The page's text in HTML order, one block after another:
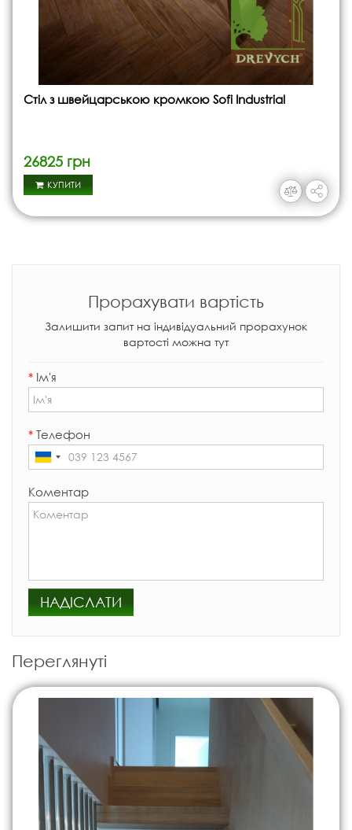
Стіл з швейцарською кромкою Sofi Industrial
26825 грн
КУПИТИ
Прорахувати вартість
Залишити запит на індивідуальний прорахунок
вартості можна тут
* Ім'я
* Телефон
Коментар
НАДІСЛАТИ
Переглянуті